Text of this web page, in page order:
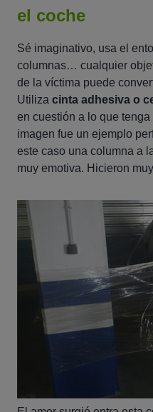
el coche
Sé imaginativo, usa el
columnas… cualquier
de la víctima puede
Utiliza cinta adhesiva o
en cuestión a lo que
imagen fue un ejemplo
este caso una columna a
muy emotiva. Hicieron